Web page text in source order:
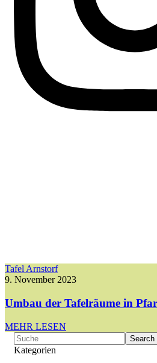
Tafel Arnstorf
9. November 2023
Umbau der Tafelräume in
MEHR LESEN
Kategorien